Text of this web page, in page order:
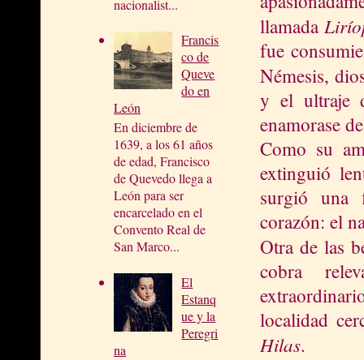
nacionalist...
Francis
co de
Queve
do en
León
En diciembre de
1639, a los 61 años
de edad, Francisco
de Quevedo llega a
León para ser
encarcelado en el
Convento Real de
San Marco...
El
Estanq
ue y la
Peregri
na
llamada
fue
Némesis,
y el ultraje
enamorase
Como su
extinguió
surgió una
corazón: el
Otra de las
cobra
localidad
Hilas.